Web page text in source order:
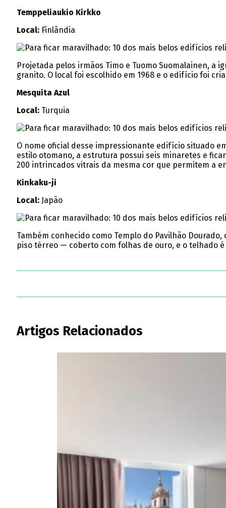
Temppeliaukio Kirkko
Local:Finlândia
Projetada pelos irmãos Timo e Tuomo Suomalainen,
granito. O local foi escolhido em 1968 e o edifício foi
Mesquita Azul
Local:Turquia
O nome oficial desse impressionante edifício situado
estilo otomano, a estrutura possui seis minaretes e
200 intrincados vitrais da mesma cor que permitem a
Kinkaku-ji
Local:Japão
Também conhecido como Templo do Pavilhão
piso térreo — coberto com folhas de ouro, e o telhado
Artigos Relacionados